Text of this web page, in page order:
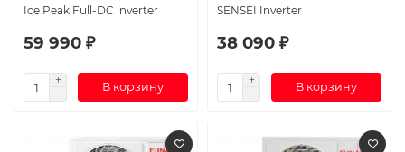
Ice Peak Full-DC inverter
59 990 ₽
В корзину
SENSEI Inverter
38 090 ₽
В корзину